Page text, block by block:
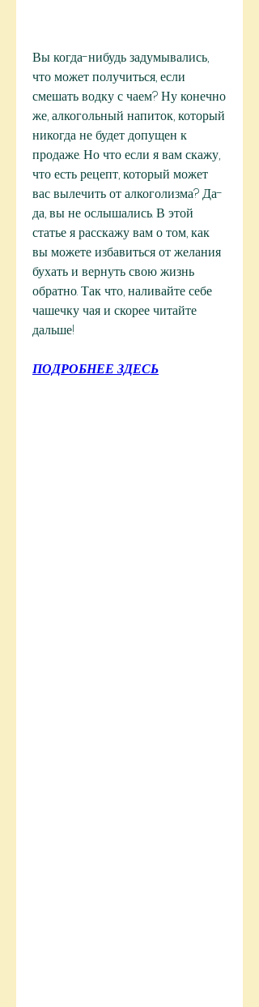
Вы когда-нибудь задумывались,
что может получиться, если
смешать водку с чаем? Ну конечно
же, алкогольный напиток, который
никогда не будет допущен к
продаже. Но что если я вам скажу,
что есть рецепт, который может
вас вылечить от алкоголизма? Да-
да, вы не ослышались. В этой
статье я расскажу вам о том, как
вы можете избавиться от желания
бухать и вернуть свою жизнь
обратно. Так что, наливайте себе
чашечку чая и скорее читайте
дальше!
ПОДРОБНЕЕ ЗДЕСЬ